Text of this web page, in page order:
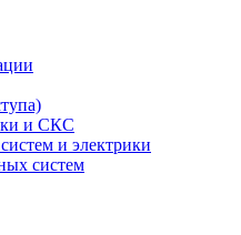
и СКС
и электрики
систем